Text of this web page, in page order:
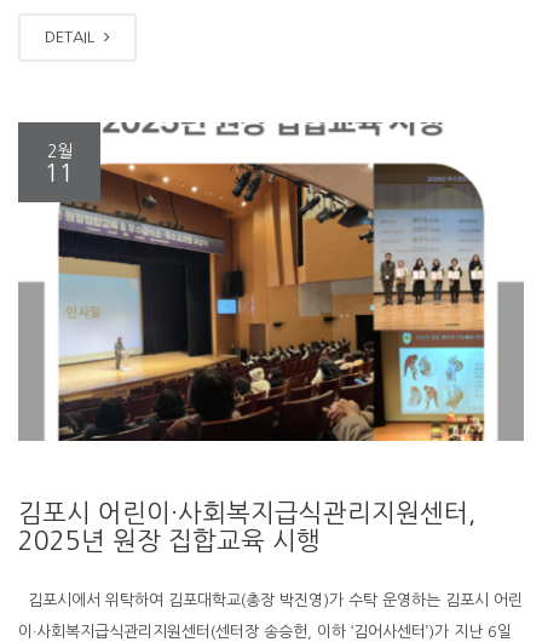
DETAIL
2월
11
김포시 어린이·사회복지급식관리지원센터,
2025년 원장 집합교육 시행
김포시에서 위탁하여 김포대학교(총장 박진영)가 수탁 운영하는 김포시 어린
이·사회복지급식관리지원센터(센터장 송승헌, 이하 ‘김어사센터’)가 지난 6일